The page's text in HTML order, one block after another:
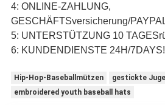
4: ONLINE-ZAHLUNG,
GESCHÄFTSversicherung/
5: UNTERSTÜTZUNG 10
6: KUNDENDIENSTE 24H/
Hip-Hop-Baseballmützen
gestickte
embroidered youth baseball hats